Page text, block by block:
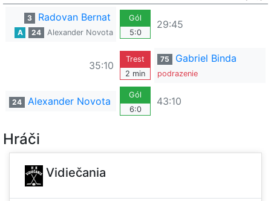
3 Radovan Bernat
A 24 Alexander Novota
Gól
5:0
29:45
35:10
Trest
2 min
75 Gabriel Binda
podrazenie
24 Alexander Novota
Gól
6:0
43:10
Hráči
Vidiečania